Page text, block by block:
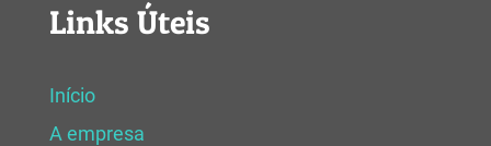
Links Úteis
Início
A empresa